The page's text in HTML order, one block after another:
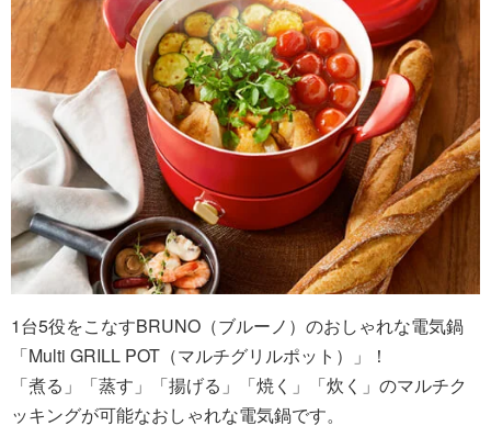
1台5役をこなすBRUNO（ブルーノ）のおしゃれな電気鍋
「Multi GRILL POT（マルチグリルポット）」！
「煮る」「蒸す」「揚げる」「焼く」「炊く」のマルチク
ッキングが可能なおしゃれな電気鍋です。